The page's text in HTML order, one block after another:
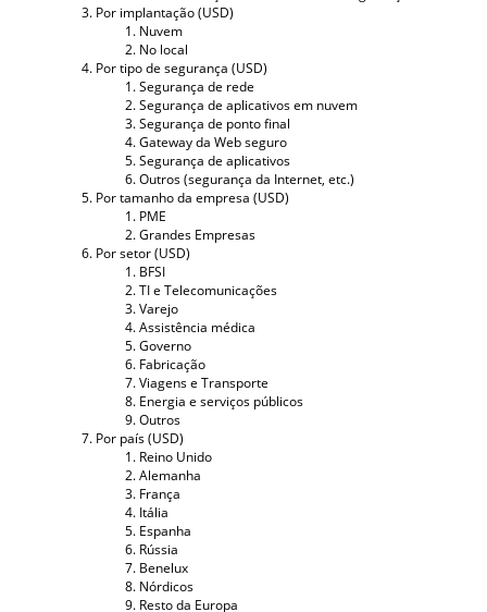
Por implantação (USD)
Nuvem
No local
Por tipo de segurança (USD)
Segurança de rede
Segurança de aplicativos em nuvem
Segurança de ponto final
Gateway da Web seguro
Segurança de aplicativos
Outros (segurança da Internet, etc.)
Por tamanho da empresa (USD)
PME
Grandes Empresas
Por setor (USD)
BFSI
TI e Telecomunicações
Varejo
Assistência médica
Governo
Fabricação
Viagens e Transporte
Energia e serviços públicos
Outros
Por país (USD)
Reino Unido
Alemanha
França
Itália
Espanha
Rússia
Benelux
Nórdicos
Resto da Europa